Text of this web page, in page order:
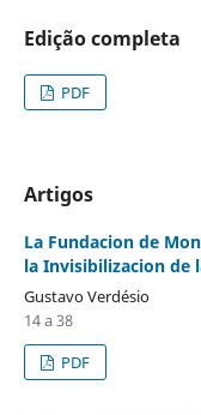
Edição completa
PDF
Artigos
La Fundacion de
la Invisibilizacion de
Gustavo Verdésio
14 a 38
PDF